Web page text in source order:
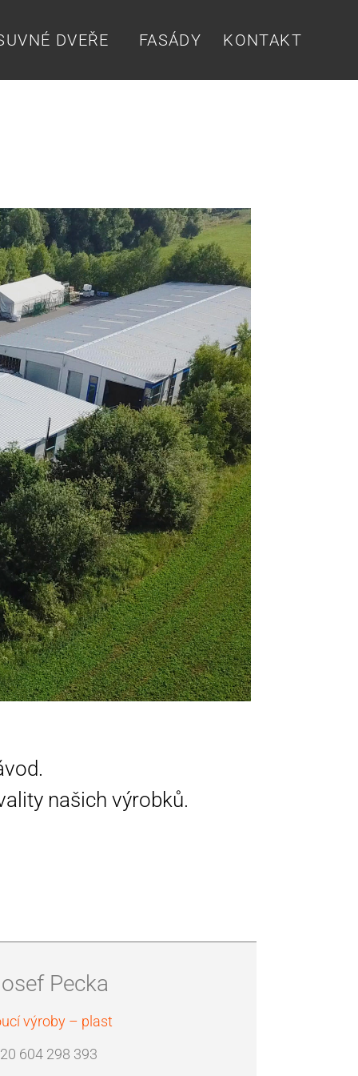
DVEŘE FASÁDY KONTAKT
našich výrobků.
Pecka
výroby – plast
604 298 393